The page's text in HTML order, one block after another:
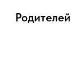
Родителей